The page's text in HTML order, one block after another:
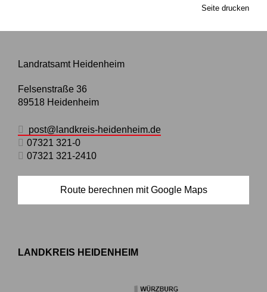
Seite drucken
Landratsamt Heidenheim
Felsenstraße 36
89518 Heidenheim
post@landkreis-heidenheim.de
07321 321-0
07321 321-2410
Route berechnen mit Google Maps
LANDKREIS HEIDENHEIM